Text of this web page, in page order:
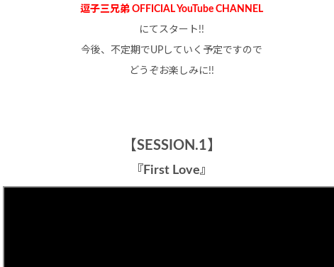
逗子三兄弟 OFFICIAL YouTube CHANNEL
にてスタート!!
今後、不定期でUPしていく予定ですので
どうぞお楽しみに!!
【SESSION.1】
『First Love』